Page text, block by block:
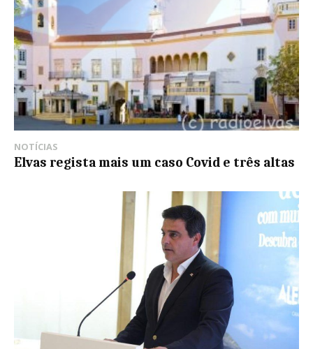
NOTÍCIAS
Elvas regista mais um caso Covid e três altas